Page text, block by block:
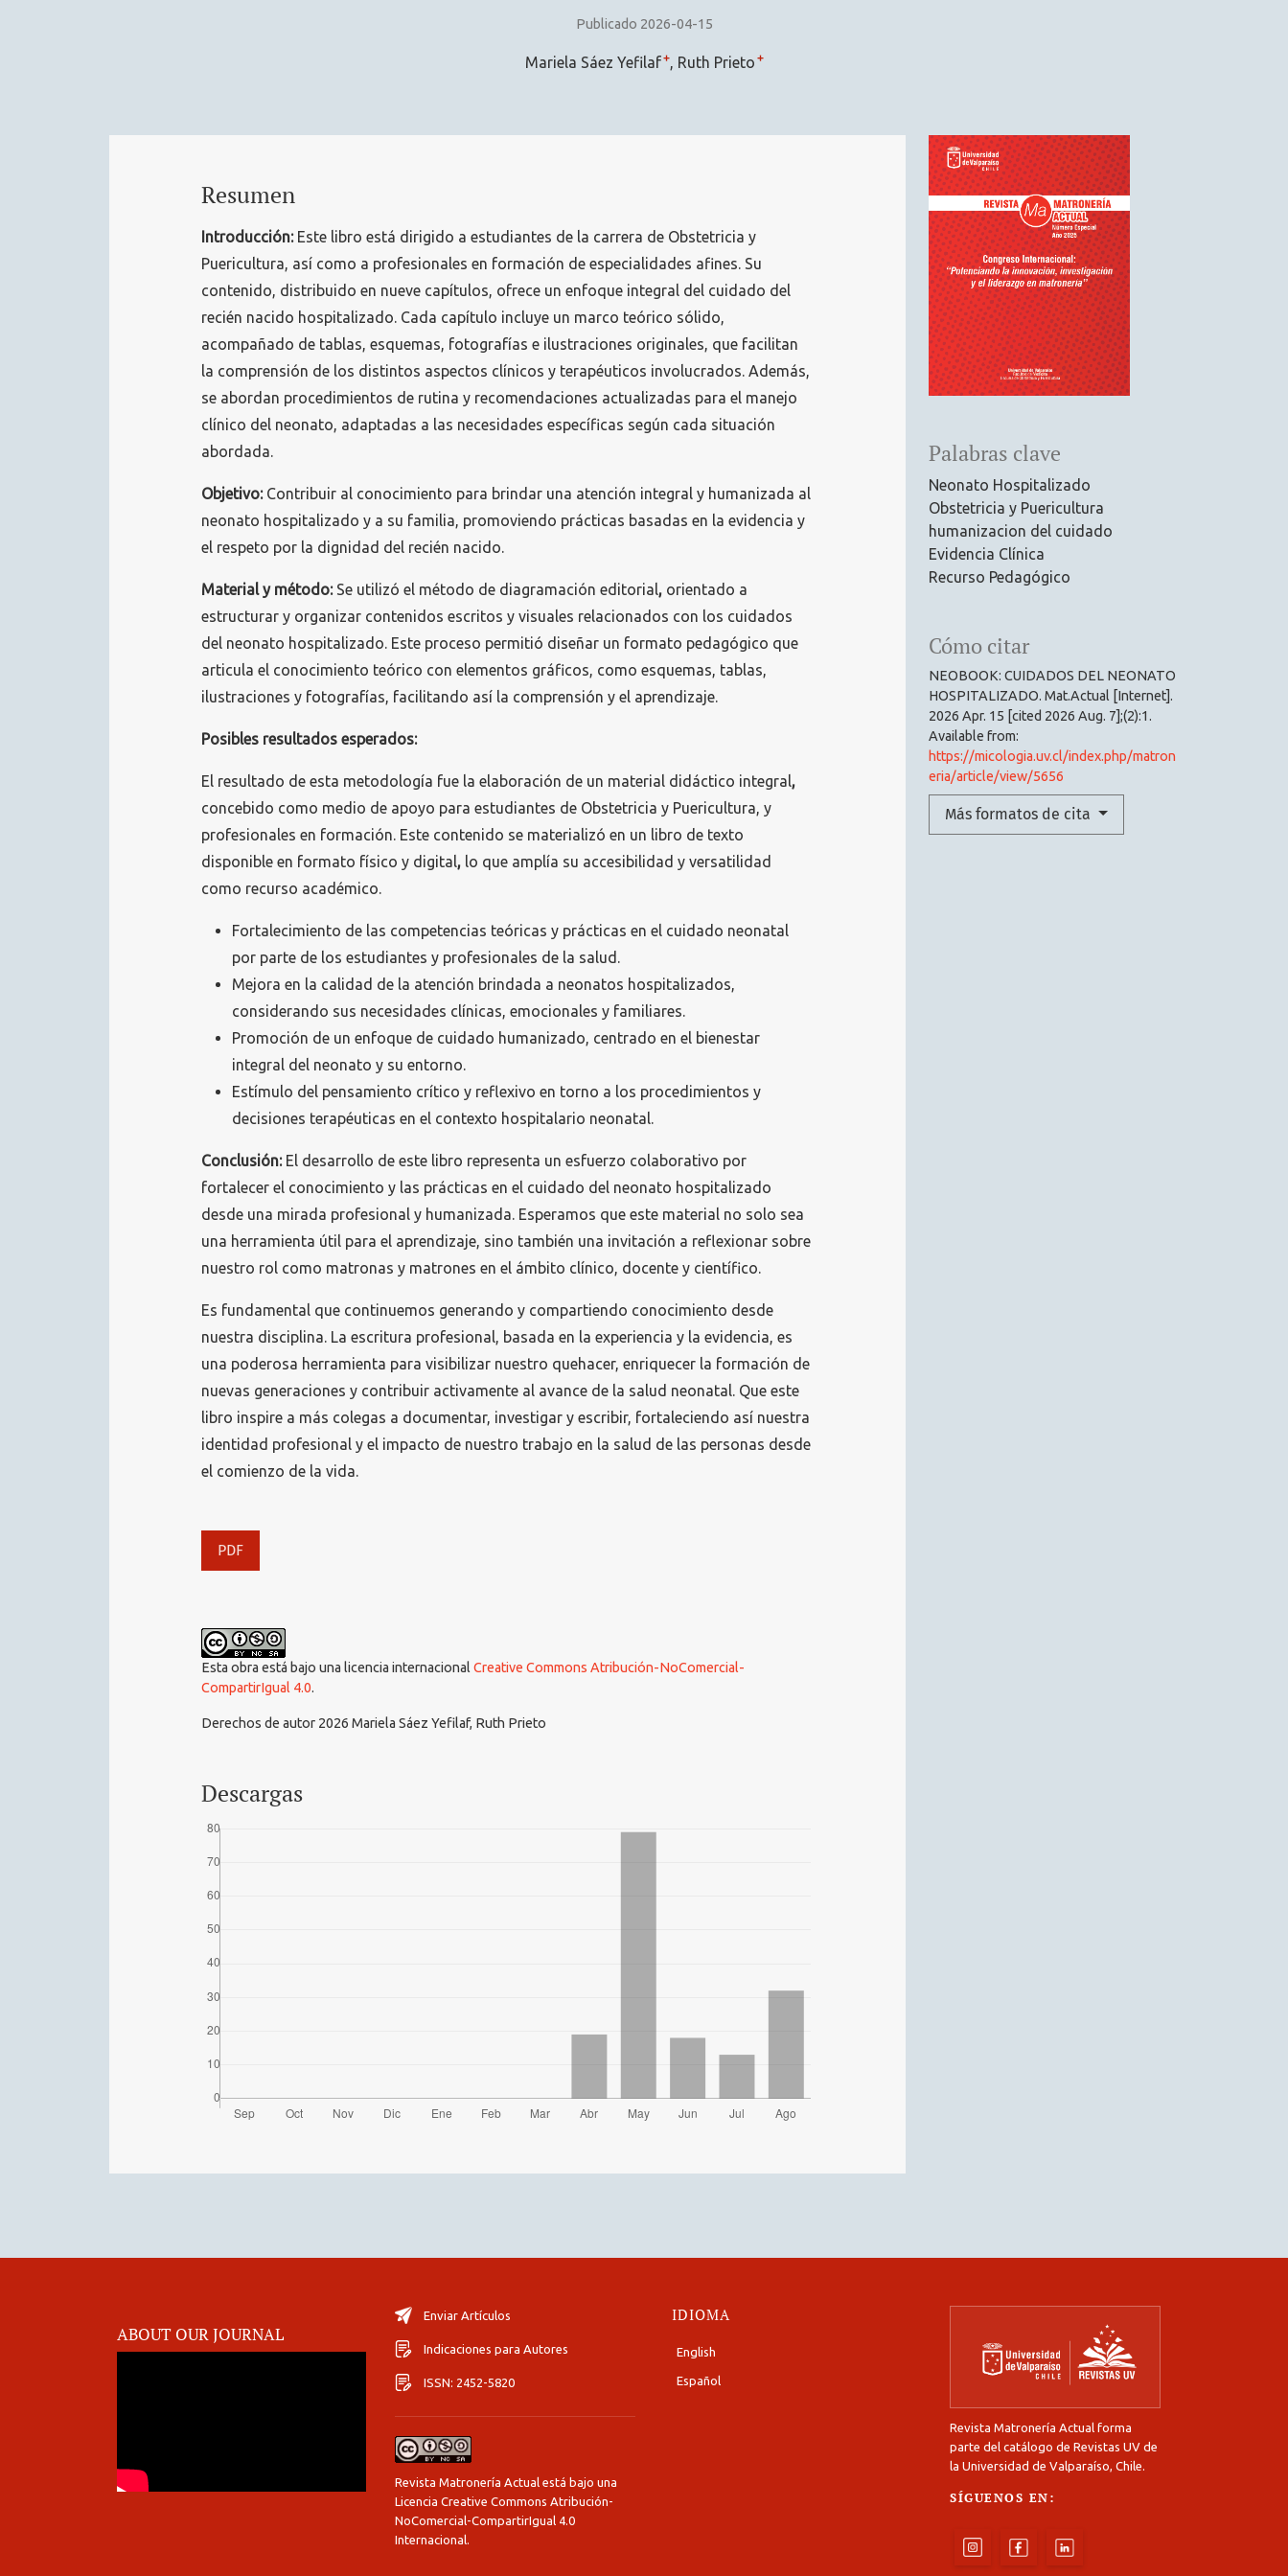
Publicado 2026-04-15
Mariela Sáez Yefilaf+ Ruth Prieto +
Palabras clave
Neonato Hospitalizado
Obstetricia y Puericultura
humanizacion del cuidado
Evidencia Clínica
Recurso Pedagógico
Cómo citar
NEOBOOK: CUIDADOS DEL NEONATO
HOSPITALIZADO. Mat.Actual [Internet].
2026 Apr. 15 [cited 2026 Aug. 7];(2):1.
Available from:
https://micologia.uv.cl/index.php/matron
eria/article/view/5656
Más formatos de cita
Resumen
Introducción:Este libro está dirigido a estudiantes de la carrera de Obstetricia y
Puericultura, así como a profesionales en formación de especialidades afines. Su
contenido, distribuido en nueve capítulos, ofrece un enfoque integral del cuidado del
recién nacido hospitalizado. Cada capítulo incluye un marco teórico sólido,
acompañado de tablas, esquemas, fotografías e ilustraciones originales, que facilitan
la comprensión de los distintos aspectos clínicos y terapéuticos involucrados. Además,
se abordan procedimientos de rutina y recomendaciones actualizadas para el manejo
clínico del neonato, adaptadas a las necesidades específicas según cada situación
abordada.
Objetivo:Contribuir al conocimiento para brindar una atención integral y humanizada al
neonato hospitalizado y a su familia, promoviendo prácticas basadas en la evidencia y
el respeto por la dignidad del recién nacido.
Material y método: Se utilizó el método de diagramación editorial, orientado a
estructurar y organizar contenidos escritos y visuales relacionados con los cuidados
del neonato hospitalizado. Este proceso permitió diseñar un formato pedagógico que
articula el conocimiento teórico con elementos gráficos, como esquemas, tablas,
ilustraciones y fotografías, facilitando así la comprensión y el aprendizaje.
Posibles resultados esperados:
El resultado de esta metodología fue la elaboración de un material didáctico integral,
concebido como medio de apoyo para estudiantes de Obstetricia y Puericultura, y
profesionales en formación. Este contenido se materializó en un libro de texto
disponible en formato físico y digital, lo que amplía su accesibilidad y versatilidad
como recurso académico.
Fortalecimiento de las competencias teóricas y prácticas en el cuidado neonatal
por parte de los estudiantes y profesionales de la salud.
Mejora en la calidad de la atención brindada a neonatos hospitalizados,
considerando sus necesidades clínicas, emocionales y familiares.
Promoción de un enfoque de cuidado humanizado, centrado en el bienestar
integral del neonato y su entorno.
Estímulo del pensamiento crítico y reflexivo en torno a los procedimientos y
decisiones terapéuticas en el contexto hospitalario neonatal.
Conclusión:El desarrollo de este libro representa un esfuerzo colaborativo por
fortalecer el conocimiento y las prácticas en el cuidado del neonato hospitalizado
desde una mirada profesional y humanizada. Esperamos que este material no solo sea
una herramienta útil para el aprendizaje, sino también una invitación a reflexionar sobre
nuestro rol como matronas y matrones en el ámbito clínico, docente y científico.
Es fundamental que continuemos generando y compartiendo conocimiento desde
nuestra disciplina. La escritura profesional, basada en la experiencia y la evidencia, es
una poderosa herramienta para visibilizar nuestro quehacer, enriquecer la formación de
nuevas generaciones y contribuir activamente al avance de la salud neonatal. Que este
libro inspire a más colegas a documentar, investigar y escribir, fortaleciendo así nuestra
identidad profesional y el impacto de nuestro trabajo en la salud de las personas desde
el comienzo de la vida.
PDF
Esta obra está bajo una licencia internacional Creative Commons Atribución-NoComercial-
CompartirIgual 4.0.
Derechos de autor 2026 Mariela Sáez Yefilaf, Ruth Prieto
Descargas
ABOUT OUR JOURNAL
Enviar Artículos
Indicaciones para Autores
ISSN: 2452-5820
Revista Matronería Actual está bajo una
Licencia Creative Commons Atribución-
NoComercial-CompartirIgual 4.0
Internacional.
IDIOMA
English
Español
Revista Matronería Actual forma
parte del catálogo de Revistas UV de
la Universidad de Valparaíso, Chile.
SÍGUENOS EN: